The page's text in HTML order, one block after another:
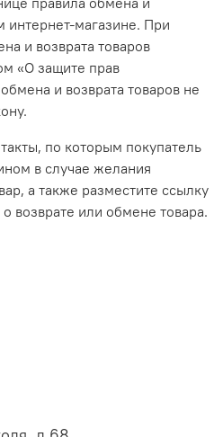
интернет-магазине. При
и возврата товаров
«О защите прав
и возврата товаров не
по которым покупатель
в случае желания
а также разместите ссылку
возврате или обмене товара.